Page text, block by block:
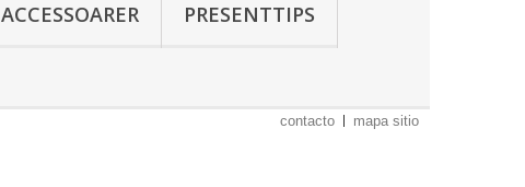
ACCESSOARER PRESENTTIPS
contacto mapa sitio